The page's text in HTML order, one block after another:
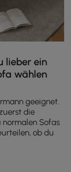
lieber ein
wählen
geeignet.
die
normalen Sofas
ob du